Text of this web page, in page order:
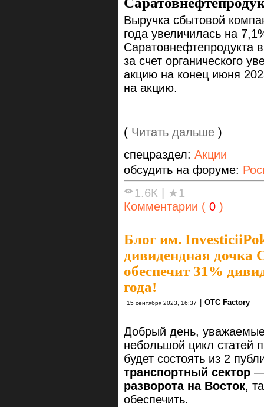
Выручка сбытовой
года увеличилась на
Саратовнефтепродукта
за счет органического
акцию на конец июня
на акцию.
( Читать дальше )
спецраздел: Акции
обсудить на форуме:
1.6К
★1
Комментарии ( 0 )
Блог им.
дивидендная дочка
обеспечит 31%
года!
15 сентября 2023, 16:37 OTC Factory
Добрый день,
небольшой цикл статей
будет состоять из 2
транспортный сектор
разворота на Восток,
обеспечить.